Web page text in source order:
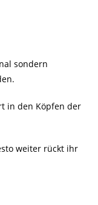
sondern
in den Köpfen der
weiter rückt ihr